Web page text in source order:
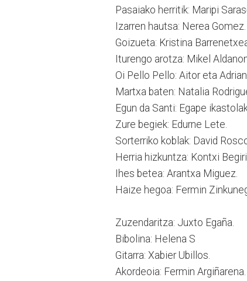
Pasaiako herritik: Maripi
Izarren hautsa: Nerea Gomez.
Goizueta: Kristina
Iturengo arotza: Mikel
Oi Pello Pello: Aitor eta
Martxa baten: Natalia
Egun da Santi: Egape
Zure begiek: Edurne Lete.
Sorterriko koblak: David
Herria hizkuntza: Kontxi
Ihes betea: Arantxa Miguez.
Haize hegoa: Fermin
Zuzendaritza: Juxto Egaña.
Bibolina: Helena S
Gitarra: Xabier Ubillos.
Akordeoia: Fermin Argiñarena.